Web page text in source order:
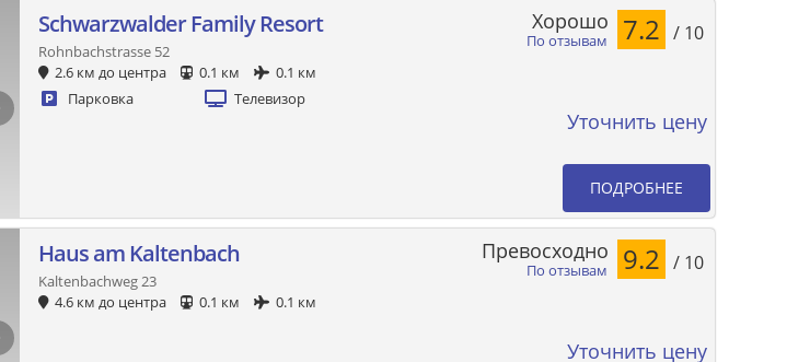
Schwarzwalder Family Resort
Rohnbachstrasse 52
2.6 км до центра
0.1 км
0.1 км
Парковка
Телевизор
По отзывам
Хорошо 7.2 / 10
Уточнить цену
ПОДРОБНЕЕ
Haus am Kaltenbach
Kaltenbachweg 23
4.6 км до центра
0.1 км 0.1 км
По отзывам
Превосходно 9.2 / 10
Уточнить цену